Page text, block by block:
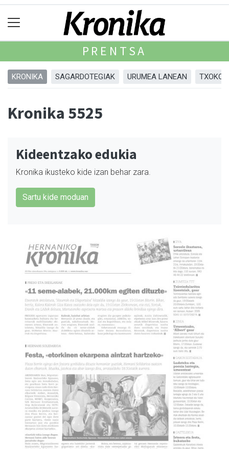
PRENTSA
KRONIKA SAGARDOTEGIAK URUMEA LANEAN
Kronika 5525
Kideentzako edukia
Kronika ikusteko kide izan behar zara.
Sartu kide moduan